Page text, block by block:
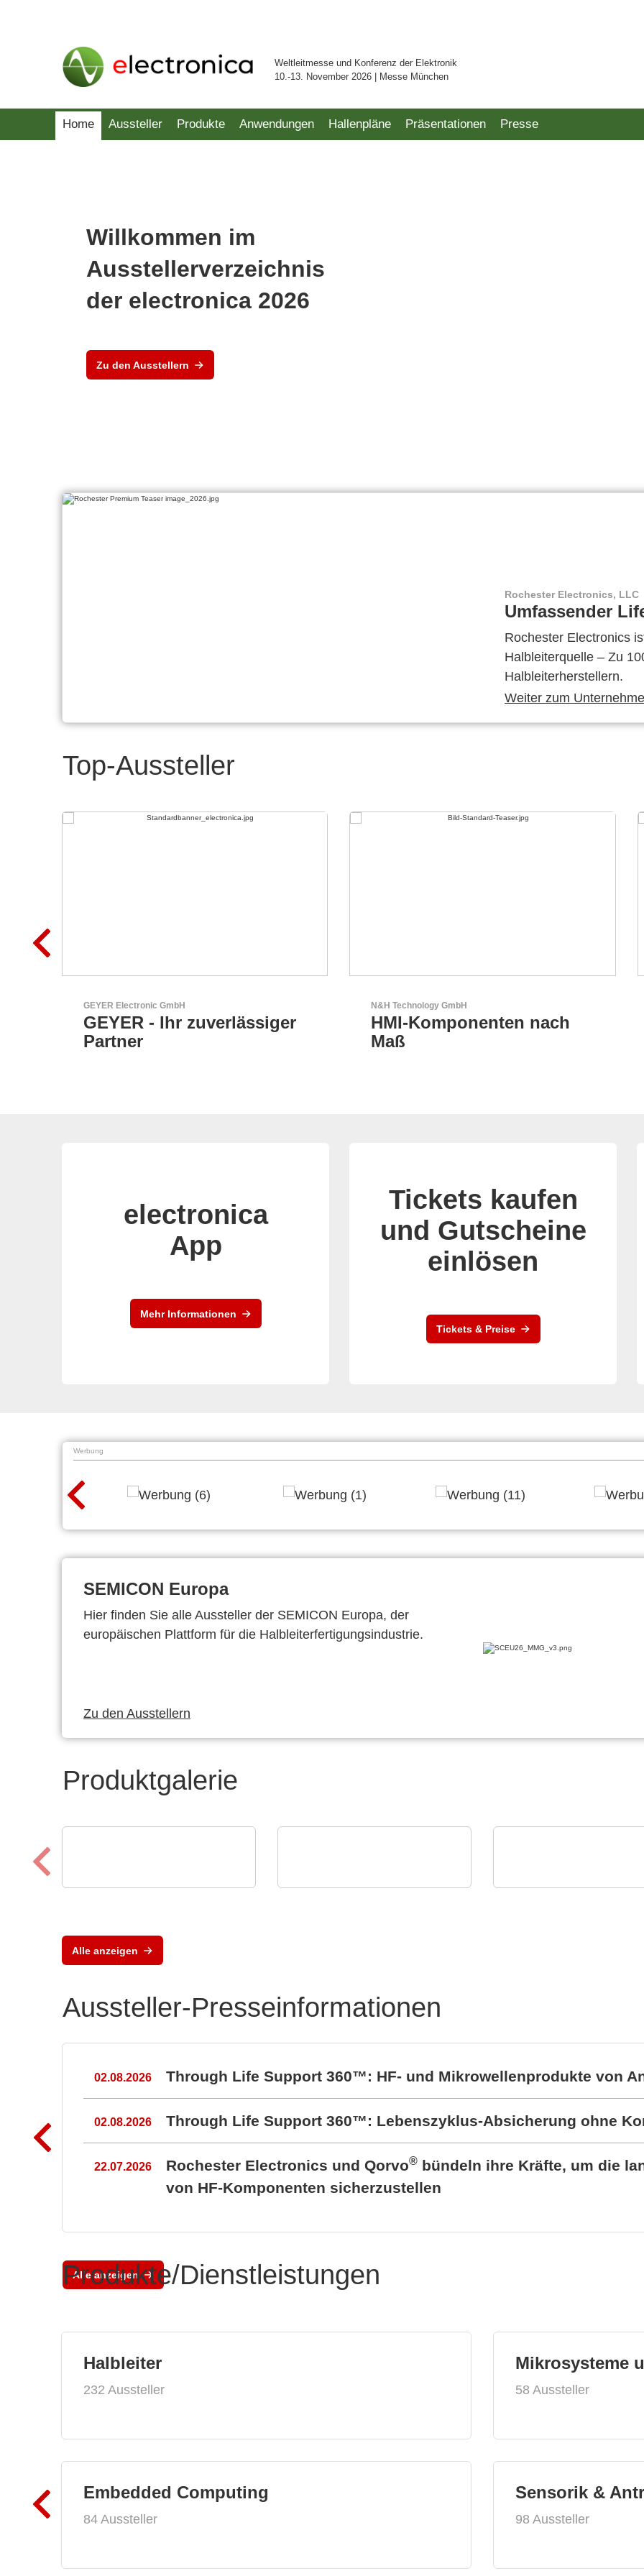
Weltleitmesse und Konferenz der Elektronik
10.-13. November 2026 | Messe München
Home Aussteller Produkte Anwendungen Hallenpläne Präsentationen Presse
Willkommen im
Ausstellerverzeichnis
der electronica 2026
Zu den Ausstellern
Rochester Electronics, LLC
Umfassender
Rochester Electronics
Halbleiterquelle – Zu
Halbleiterherstellern.
Weiter zum
Top-Aussteller
N&H Technology GmbH
HMI-Komponenten nach
Maß
AKTINA CDS GmbH
AKTINA CDS - Supply
Chain Solutions
electronica
App
Mehr Informationen
Tickets kaufen
und Gutscheine
einlösen
Tickets & Preise
Werbung
SEMICON Europa
Hier finden Sie alle Aussteller der SEMICON Europa, der
europäischen Plattform für die Halbleiterfertigungsindustrie.
Zu den Ausstellern
Produktgalerie
Alle anzeigen
Aussteller-Presseinformationen
02.08.2026 Through Life Support 360™: HF- und Mikrowellenprodukte von
02.08.2026 Through Life Support 360™: Lebenszyklus-Absicherung ohne
22.07.2026 Rochester Electronics und Qorvo® bündeln ihre Kräfte, um die
von HF-Komponenten sicherzustellen
Alle anzeigen
Produkte/Dienstleistungen
Halbleiter
232 Aussteller
Embedded Computing
84 Aussteller
Mikrosysteme
58 Aussteller
Sensorik &
98 Aussteller